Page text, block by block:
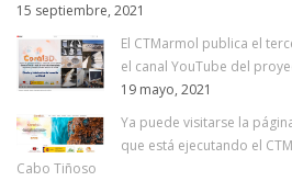
15 septiembre, 2021
El CTMarmol publica el
el canal YouTube del
19 mayo, 2021
Ya puede visitarse la
que está ejecutando el
Cabo Tiñoso